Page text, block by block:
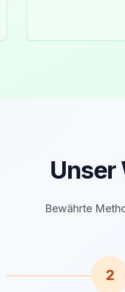
Unser
Bewährte
2